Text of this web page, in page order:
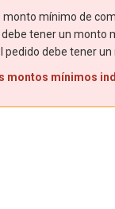
monto mínimo de
debe tener un monto
pedido debe tener
montos mínimos